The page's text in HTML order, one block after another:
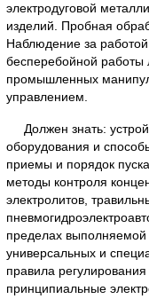
электродуговой
изделий. Пробная
Наблюдение за
бесперебойной работы
промышленных
управлением.
Должен знать:
оборудования и
приемы и порядок
методы контроля
электролитов,
пределах выполняемой
универсальных и
правила
принципиальные